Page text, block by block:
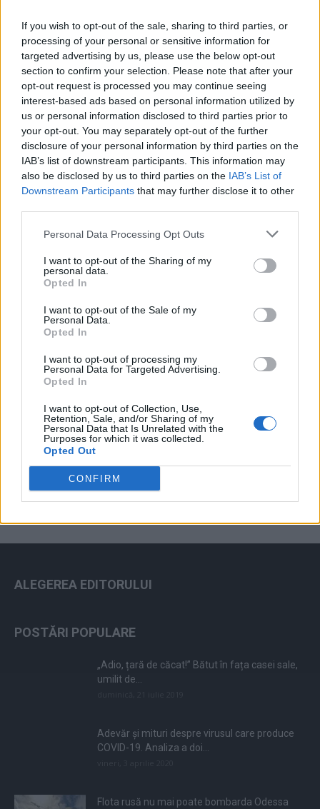
If you wish to opt-out of the sale, sharing to third parties, or
processing of your personal or sensitive information for
targeted advertising by us, please use the below opt-out
section to confirm your selection. Please note that after your
opt-out request is processed you may continue seeing
interest-based ads based on personal information utilized by
us or personal information disclosed to third parties prior to
your opt-out. You may separately opt-out of the further
disclosure of your personal information by third parties on the
IAB’s list of downstream participants. This information may
also be disclosed by us to third parties on the IAB’s List of
Downstream Participants that may further disclose it to other
Personal Data Processing Opt Outs
I want to opt-out of the Sharing of my
personal data.
Opted In
I want to opt-out of the Sale of my
Personal Data.
Opted In
I want to opt-out of processing my
Personal Data for Targeted Advertising.
Opted In
I want to opt-out of Collection, Use,
Retention, Sale, and/or Sharing of my
Personal Data that Is Unrelated with the
Purposes for which it was collected.
Opted Out
CONFIRM
Acțiunea Conservatoare (Târziu)
PDF (Lazarus)
PUSL (D. Voiculescu)
PNȚCD (Pavelescu)
PNCR (Terheș)
Partidul Patrioților (Surugiu)
FAR (Coarnă)
România pe Primul Loc (Ponta)
Altul
Arată rezultatele
ALEGEREA EDITORULUI
POSTĂRI POPULARE
„Adio, țară de căcat!” Bătut în fața casei sale,
umilit de...
Adevăr și mituri despre virusul care produce
COVID-19. Analiza a doi...
Flota rusă nu mai poate bombarda Odessa